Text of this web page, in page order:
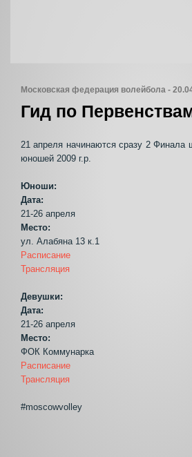
Московская федерация волейбола -
Гид по
21 апреля начинаются сразу 2 Финала
юношей 2009 г.р.
Юноши:
Дата:
21-26 апреля
Место:
ул. Алабяна 13 к.1
Расписание
Трансляция
Девушки:
Дата:
21-26 апреля
Место:
ФОК Коммунарка
Расписание
Трансляция
#moscowvolley